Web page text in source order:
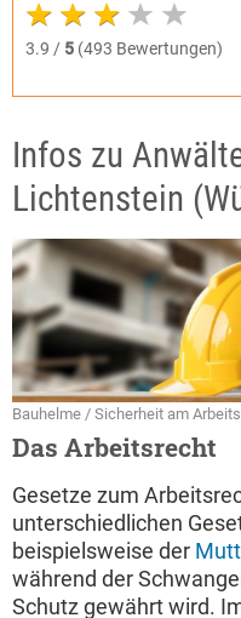
3.9 / 5 (493 Bewertungen)
Infos zu
Lichtenstein
Bauhelme / Sicherheit am
Das Arbeitsrecht
Gesetze zum
unterschiedlichen
beispielsweise der
während der
Schutz gewährt wird.